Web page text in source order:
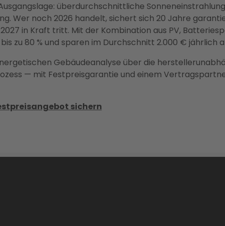
überdurchschnittliche
Wer noch 2026 handelt, sichert sich 20 Jahre
in Kraft tritt. Mit der Kombination aus PV,
zu 80 % und sparen im Durchschnitt 2.000 € jährlich
Gebäudeanalyse über die
— mit Festpreisgarantie und einem
sichern